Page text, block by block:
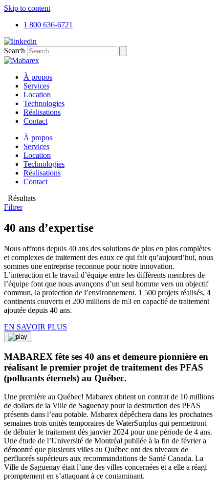
Skip to content
1 800 636-6721
Search
À propos
Services
Location
Technologies
Réalisations
Contact
À propos
Services
Location
Technologies
Réalisations
Contact
Résultats
Filtrer
40 ans d’expertise
Nous offrons depuis 40 ans des solutions de plus en plus complètes
et complexes de traitement des eaux ce qui fait qu’aujourd’hui, nous
sommes une entreprise reconnue pour notre innovation.
L’interaction et le travail d’équipe entre les différents membres de
l’équipe font que nous avançons d’un seul homme vers un objectif
commun, la protection de l’environnement. 1 500 projets réalisés, 4
continents couverts et 200 millions de m3 en capacité de traitement
ajoutée depuis 40 ans.
EN SAVOIR PLUS
MABAREX fête ses 40 ans et demeure pionnière en
réalisant le premier projet de traitement des PFAS
(polluants éternels) au Québec.
Une première au Québec! Mabarex obtient un contrat de 10 millions
de dollars de la Ville de Saguenay pour la destruction des PFAS
présents dans l’eau potable. Mabarex dépêchera dans les prochaines
semaines trois unités temporaires de WaterSurplus qui permettront
de débuter le traitement dès janvier 2024 pour une période de 4 ans.
Une étude de l’Université de Montréal publiée à la fin de février a
démontré que plusieurs villes au Québec ont des niveaux de
perfluorés supérieurs aux recommandations de Santé Canada. La
Ville de Saguenay était l’une des villes concernées et a elle a réagi
promptement en s’attaquant à ce contaminant.